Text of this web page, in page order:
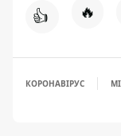
👍 🔥
КОРОНАВІРУС